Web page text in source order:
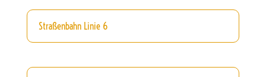
Straßenbahn Linie 6